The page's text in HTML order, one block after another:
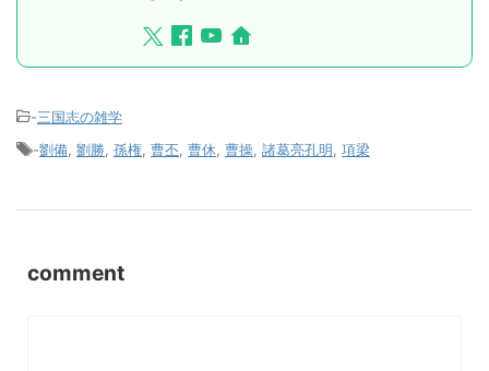
-三国志の雑学
-劉備, 劉勝, 孫権, 曹丕, 曹休, 曹操, 諸葛亮孔明, 項梁
comment